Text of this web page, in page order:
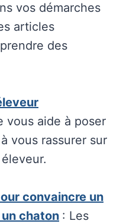
vos démarches
articles
des
vous aide à poser
vous rassurer sur
convaincre un
chaton : Les